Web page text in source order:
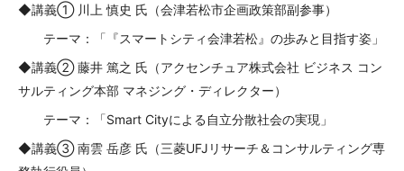
◆講義① 川上 慎史 氏（会津若松市企画政策部副参事）
テーマ：「『スマートシティ会津若松』の歩みと目指す姿 」
◆講義②藤井 篤之 氏（アクセンチュア株式会社 ビジネス コン
サルティング本部 マネジング・ディレクター）
テーマ：「Smart Cityによる自立分散社会の実現」
◆講義③ 南雲 岳彦 氏（三菱UFJリサーチ＆コンサルティング専